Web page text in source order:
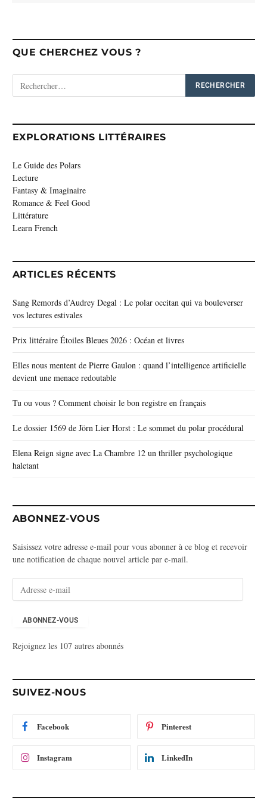
QUE CHERCHEZ VOUS ?
EXPLORATIONS LITTÉRAIRES
Le Guide des Polars
Lecture
Fantasy & Imaginaire
Romance & Feel Good
Littérature
Learn French
ARTICLES RÉCENTS
Sang Remords d’Audrey Degal : Le polar occitan qui va bouleverser
vos lectures estivales
Prix littéraire Étoiles Bleues 2026 : Océan et livres
Elles nous mentent de Pierre Gaulon : quand l’intelligence artificielle
devient une menace redoutable
Tu ou vous ? Comment choisir le bon registre en français
Le dossier 1569 de Jörn Lier Horst : Le sommet du polar procédural
Elena Reign signe avec La Chambre 12 un thriller psychologique
haletant
ABONNEZ-VOUS
Saisissez votre adresse e-mail pour vous abonner à ce blog et recevoir
une notification de chaque nouvel article par e-mail.
s
m
ABONNEZ-VOUS
Rejoignez les 107 autres abonnés
SUIVEZ-NOUS
Facebook Pinterest
Instagram LinkedIn